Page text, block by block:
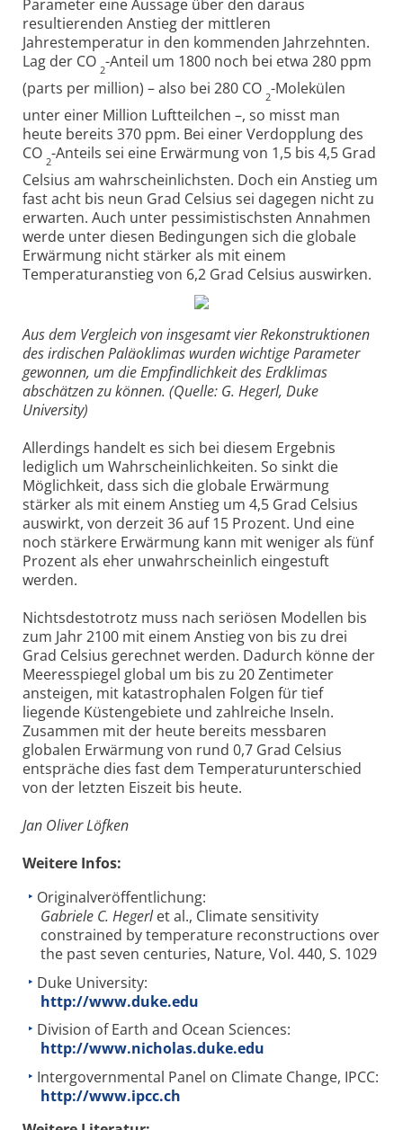
Parameter eine Aussage über den daraus
resultierenden Anstieg der mittleren
Jahrestemperatur in den kommenden Jahrzehnten.
Lag der CO 2-Anteil um 1800 noch bei etwa 280 ppm
(parts per million) – also bei 280 CO 2-Molekülen
unter einer Million Luftteilchen –, so misst man
heute bereits 370 ppm. Bei einer Verdopplung des
CO 2-Anteils sei eine Erwärmung von 1,5 bis 4,5 Grad
Celsius am wahrscheinlichsten. Doch ein Anstieg um
fast acht bis neun Grad Celsius sei dagegen nicht zu
erwarten. Auch unter pessimistischsten Annahmen
werde unter diesen Bedingungen sich die globale
Erwärmung nicht stärker als mit einem
Temperaturanstieg von 6,2 Grad Celsius auswirken.
Aus dem Vergleich von insgesamt vier Rekonstruktionen
des irdischen Paläoklimas wurden wichtige Parameter
gewonnen, um die Empfindlichkeit des Erdklimas
abschätzen zu können. (Quelle: G. Hegerl, Duke
University)
Allerdings handelt es sich bei diesem Ergebnis
lediglich um Wahrscheinlichkeiten. So sinkt die
Möglichkeit, dass sich die globale Erwärmung
stärker als mit einem Anstieg um 4,5 Grad Celsius
auswirkt, von derzeit 36 auf 15 Prozent. Und eine
noch stärkere Erwärmung kann mit weniger als fünf
Prozent als eher unwahrscheinlich eingestuft
werden.
Nichtsdestotrotz muss nach seriösen Modellen bis
zum Jahr 2100 mit einem Anstieg von bis zu drei
Grad Celsius gerechnet werden. Dadurch könne der
Meeresspiegel global um bis zu 20 Zentimeter
ansteigen, mit katastrophalen Folgen für tief
liegende Küstengebiete und zahlreiche Inseln.
Zusammen mit der heute bereits messbaren
globalen Erwärmung von rund 0,7 Grad Celsius
entspräche dies fast dem Temperaturunterschied
von der letzten Eiszeit bis heute.
Jan Oliver Löfken
Weitere Infos:
Originalveröffentlichung:
Gabriele C. Hegerlet al., Climate sensitivity
constrained by temperature reconstructions over
the past seven centuries, Nature, Vol. 440, S. 1029
Duke University:
http://www.duke.edu
Division of Earth and Ocean Sciences:
http://www.nicholas.duke.edu
Intergovernmental Panel on Climate Change, IPCC:
http://www.ipcc.ch